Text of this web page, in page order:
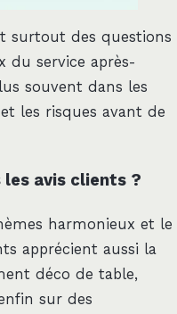
surtout des questions
du service après-
souvent dans les
les risques avant de
avis clients ?
harmonieux et le
apprécient aussi la
déco de table,
sur des